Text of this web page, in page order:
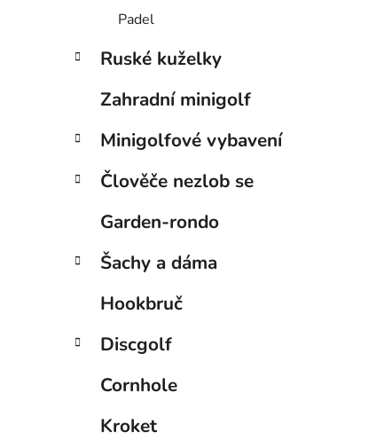
Padel
Ruské kuželky
Zahradní minigolf
Minigolfové vybavení
Člověče nezlob se
Garden-rondo
Šachy a dáma
Hookbruč
Discgolf
Cornhole
Kroket